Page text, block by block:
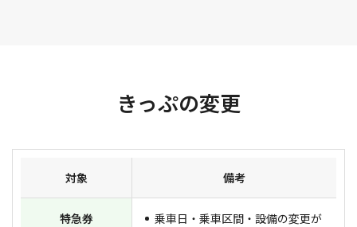
きっぷの変更
対象 備考
特急券
乗車日・乗車区間・設備の変更が